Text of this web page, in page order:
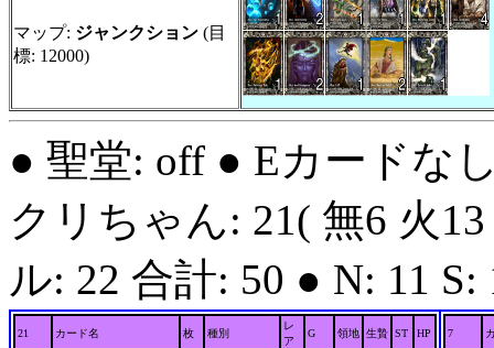
マップ: ジャンクション (目
標: 12000)
● 聖堂: off ● Eカードな
クリちゃん: 21( 無6 火
ル: 22 合計: 50 ● N: 11 S:
21 カード名 枚 種別
レ
ア
G 領地 生贄 ST HP 7